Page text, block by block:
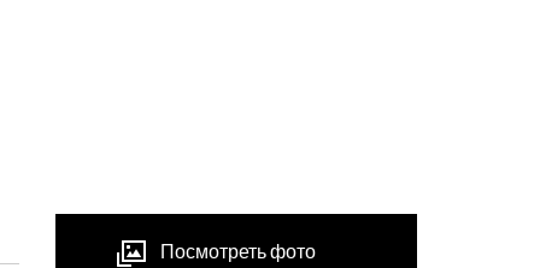
Посмотреть фото